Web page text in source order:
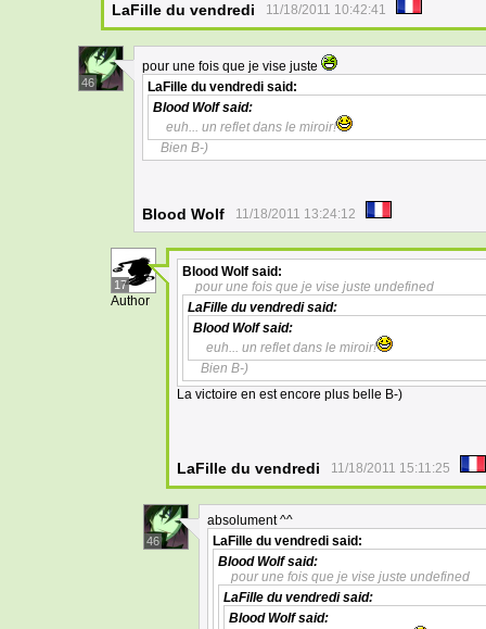
LaFille du vendredi 11/18/2011 10:42:41
46
pour une fois que je vise juste
LaFille du vendredi said:
Blood Wolfsaid:
euh... un reflet dans le miroir!
Bien B-)
Blood Wolf 11/18/2011 13:24:12
17
Author
Blood Wolf said:
pour une fois que je vise juste undefined
LaFille du vendredisaid:
Blood Wolfsaid:
euh... un reflet dans le miroir!
Bien B-)
La victoire en est encore plus belle B-)
LaFille du vendredi 11/18/2011 15:11:25
46
absolument ^^
LaFille du vendredi said:
Blood Wolfsaid:
pour une fois que je vise juste undefined
LaFille du vendredisaid:
Blood Wolfsaid: